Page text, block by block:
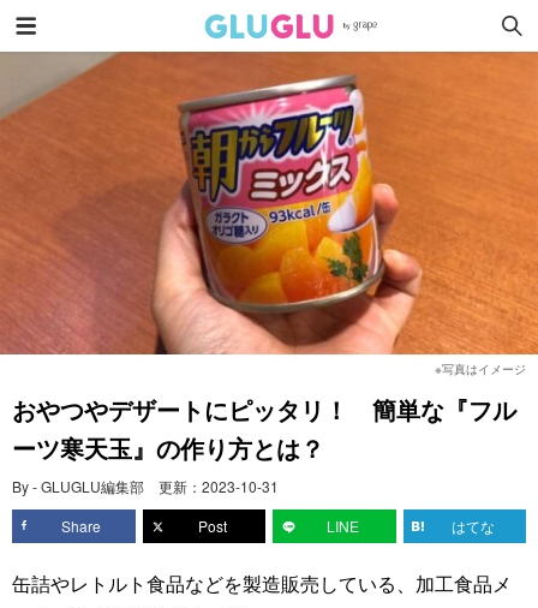
※写真はイメージ
おやつやデザートにピッタリ！ 簡単な『フル
ーツ寒天玉』の作り方とは？
By - GLUGLU編集部 更新： 2023-10-31
Share
Post LINE はてな
缶詰やレトルト食品などを製造販売している、加工食品メ